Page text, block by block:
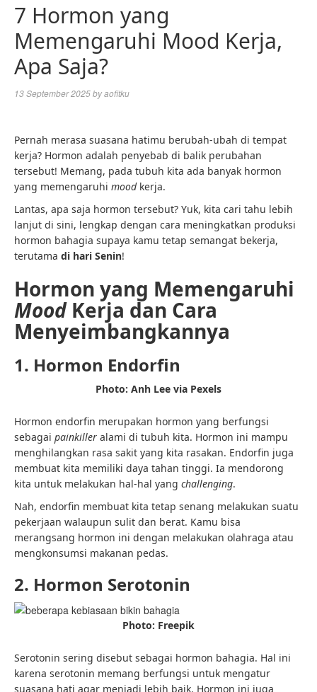
7 Hormon yang
Memengaruhi Mood Kerja,
Apa Saja?
13 September 2025byaofitku
Pernah merasa suasana hatimu berubah-ubah di tempat
kerja? Hormon adalah penyebab di balik perubahan
tersebut! Memang, pada tubuh kita ada banyak hormon
yang memengaruhi mood kerja.
Lantas, apa saja hormon tersebut? Yuk, kita cari tahu lebih
lanjut di sini, lengkap dengan cara meningkatkan produksi
hormon bahagia supaya kamu tetap semangat bekerja,
terutama di hari Senin!
Hormon yang Memengaruhi
MoodKerja dan Cara
Menyeimbangkannya
1. Hormon Endorfin
Photo: Anh Lee via Pexels
Hormon endorfin merupakan hormon yang berfungsi
sebagai painkiller alami di tubuh kita. Hormon ini mampu
menghilangkan rasa sakit yang kita rasakan. Endorfin juga
membuat kita memiliki daya tahan tinggi. Ia mendorong
kita untuk melakukan hal-hal yang challenging.
Nah, endorfin membuat kita tetap senang melakukan suatu
pekerjaan walaupun sulit dan berat. Kamu bisa
merangsang hormon ini dengan melakukan olahraga atau
mengkonsumsi makanan pedas.
2. Hormon Serotonin
Photo: Freepik
Serotonin sering disebut sebagai hormon bahagia. Hal ini
karena serotonin memang berfungsi untuk mengatur
suasana hati agar menjadi lebih baik. Hormon ini juga